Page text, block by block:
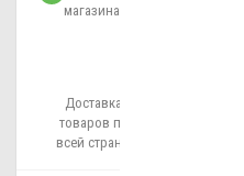
магазина!
Доставка
товаров по
всей стране!